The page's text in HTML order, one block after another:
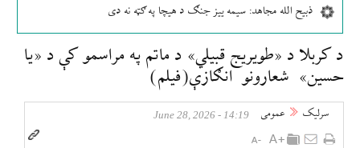
ذبیح الله مجاهد: سیمه ییز جنګ د هیچا په ګټه نه دی
د کربلا د «طویریج قبیلي» د ماتم په مراسمو کې د «یا
حسین» شعارونو انګازې(فیلم)
سرلیک عمومی 14:19 - June 28, 2026